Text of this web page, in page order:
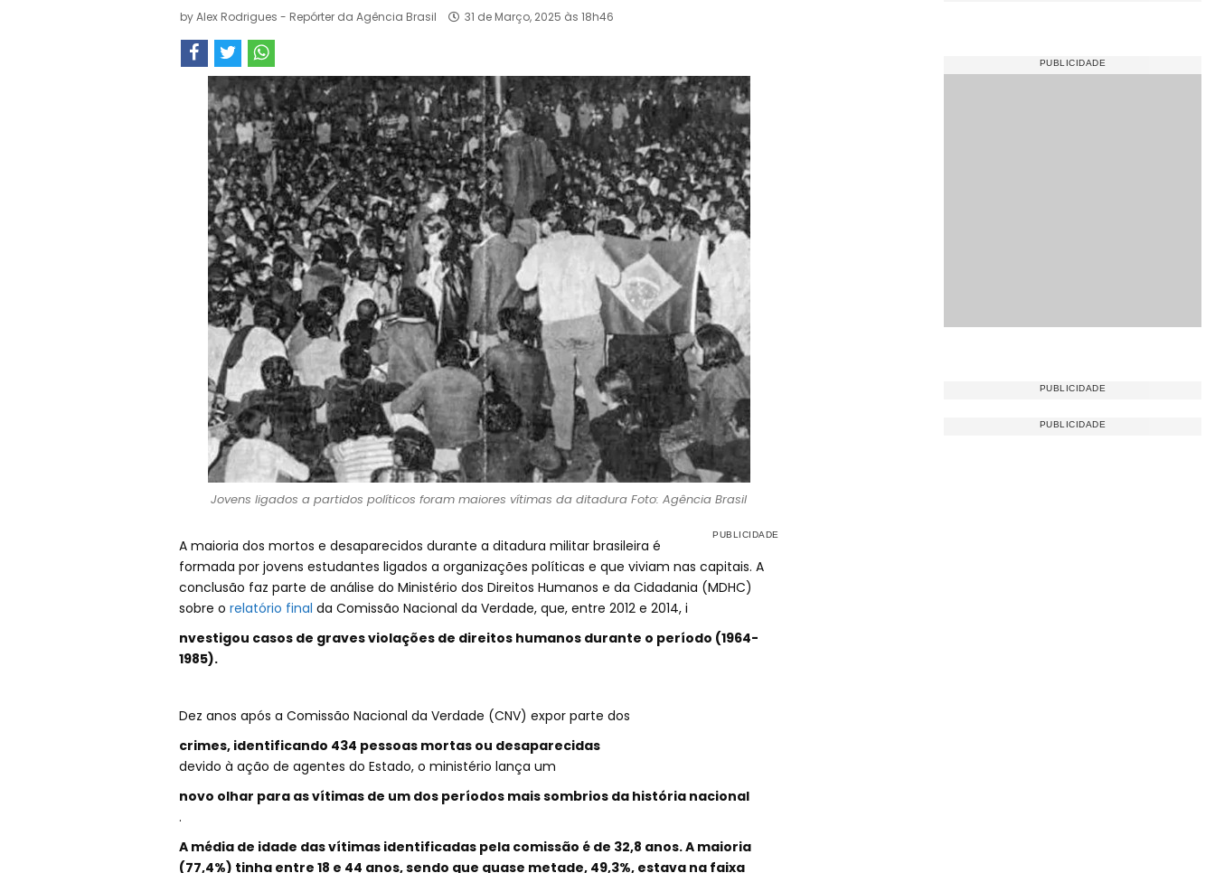
byAlex Rodrigues - Repórter da Agência Brasil 31 de Março, 2025 às 18h46
Jovens ligados a partidos políticos foram maiores vítimas da ditadura Foto: Agência Brasil
A maioria dos mortos e desaparecidos durante a ditadura militar brasileira é
formada por jovens estudantes ligados a organizações políticas e que viviam nas capitais. A
conclusão faz parte de análise do Ministério dos Direitos Humanos e da Cidadania (MDHC)
sobre o relatório final da Comissão Nacional da Verdade, que, entre 2012 e 2014, i
nvestigou casos de graves violações de direitos humanos durante o período (1964-
1985).
Dez anos após a Comissão Nacional da Verdade (CNV) expor parte dos
crimes, identificando 434 pessoas mortas ou desaparecidas
devido à ação de agentes do Estado, o ministério lança um
novo olhar para as vítimas de um dos períodos mais sombrios da história nacional
.
A média de idade das vítimas identificadas pela comissão é de 32,8 anos. A maioria
(77,4%) tinha entre 18 e 44 anos, sendo que quase metade, 49,3%, estava na faixa